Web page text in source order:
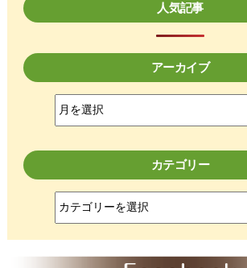
人気記事
アーカイブ
イ
ブ
カテゴリー
ゴ